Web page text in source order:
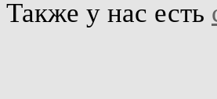
Также у нас есть